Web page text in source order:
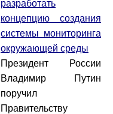
разработать
концепцию создания
системы мониторинга
окружающей среды
Президент России
Владимир Путин
поручил
Правительству